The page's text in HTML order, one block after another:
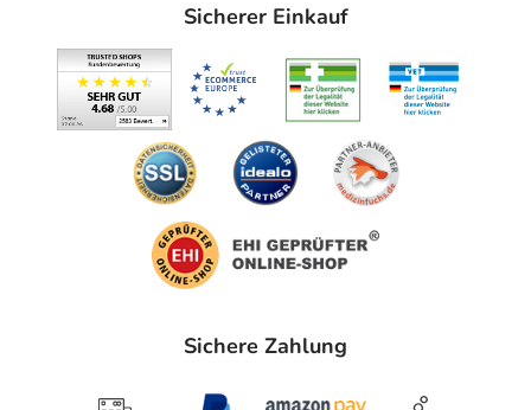
Sandkorngefühl
Mittelviskos
Ohne Konservierungsmittel & phosphatfrei
Einfache Anwendung mit praktischer breiter
Fingerauflage
Nach Anbruch 6 Monate verwendbar
Für harte und weiche Kontaktlinsen geeignet
Bitte dokumentieren Sie vor der ersten
Feld auf dem Flaschenetikett. Nehmen Sie vor der
Sicherer Einkauf
Sichere Zahlung